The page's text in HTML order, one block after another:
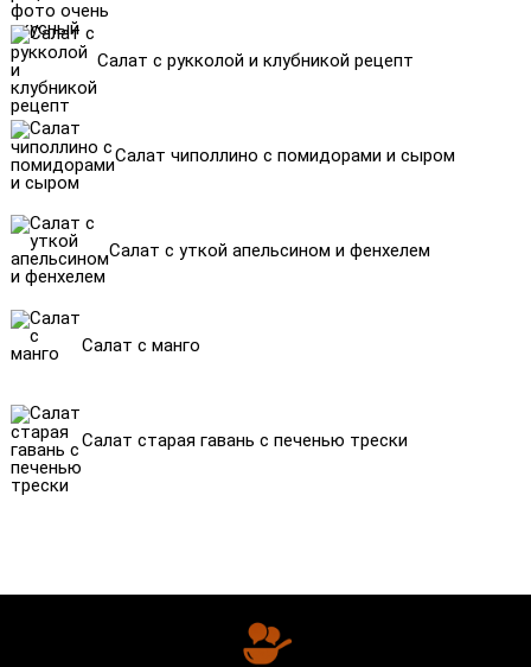
Салат с рукколой и клубникой рецепт
Салат чиполлино с помидорами и сыром
Салат с уткой апельсином и фенхелем
Салат с манго
Салат старая гавань с печенью трески